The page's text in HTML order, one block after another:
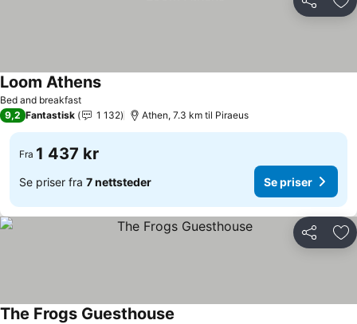
Del
Bed and breakfast
Loom Athens
9,2 Fantastisk 1 132 Athen, 7.3 km til Piraeus
Fra 1 437 kr
Se priser fra 7 nettsteder Se priser
Del
The Frogs Guesthouse